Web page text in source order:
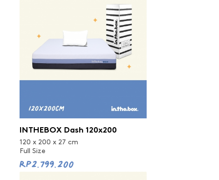
INTHEBOX Dash 120x200
120 x 200 x 27 cm
Full Size
Rp2.799.200